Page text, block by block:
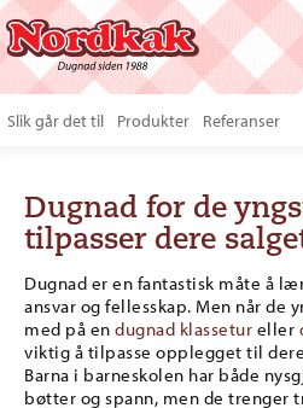
Slik går det til Produkter Referanser
Salgstips & last ned
Vanlige spørsmål
Om oss
Kontakt
Dugnad for de
tilpasser dere
Dugnad er en fantastisk måte å
ansvar og fellesskap. Men når de
med på en dugnad klassetur eller
viktig å tilpasse opplegget til
Barna i barneskolen har både
bøtter og spann, men de trenger